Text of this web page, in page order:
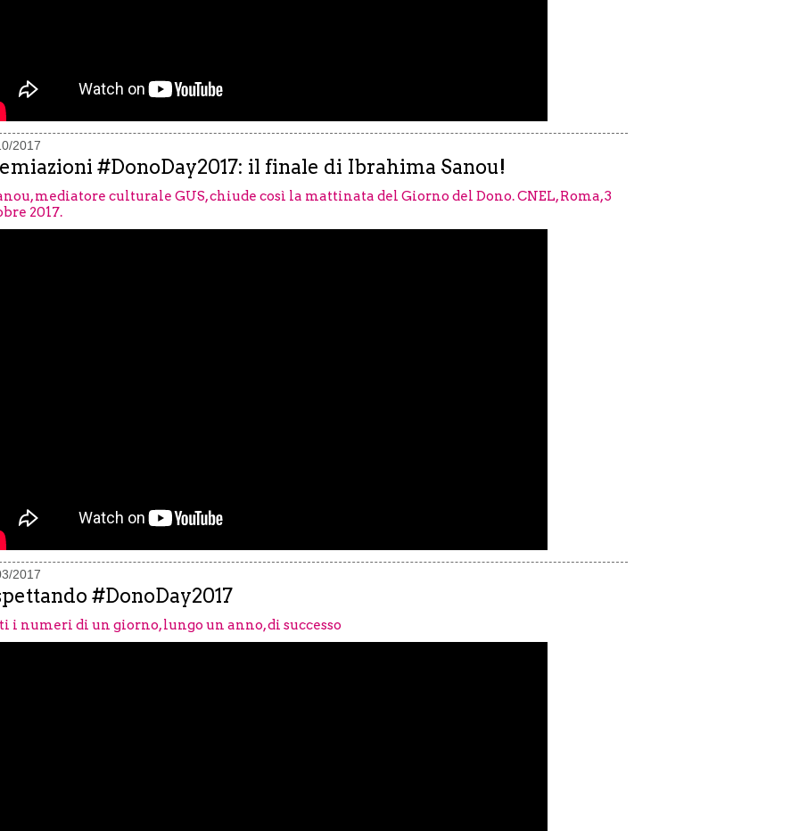
2017
#DonoDay2017: il finale di Ibrahima Sanou!
mediatore culturale GUS, chiude così la mattinata del Giorno del Dono. CNEL, Roma, 3
2017.
2017
#DonoDay2017
i numeri di un giorno, lungo un anno, di successo